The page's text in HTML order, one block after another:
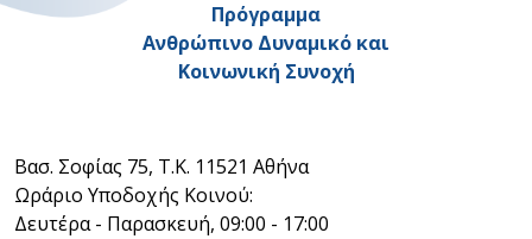
Βασ. Σοφίας 75, Τ.Κ. 11521 Αθήνα
Ωράριο Υποδοχής Κοινού:
Δευτέρα - Παρασκευή, 09:00 - 17:00
Πρόγραμμα
Ανθρώπινο Δυναμικό και
Κοινωνική Συνοχή